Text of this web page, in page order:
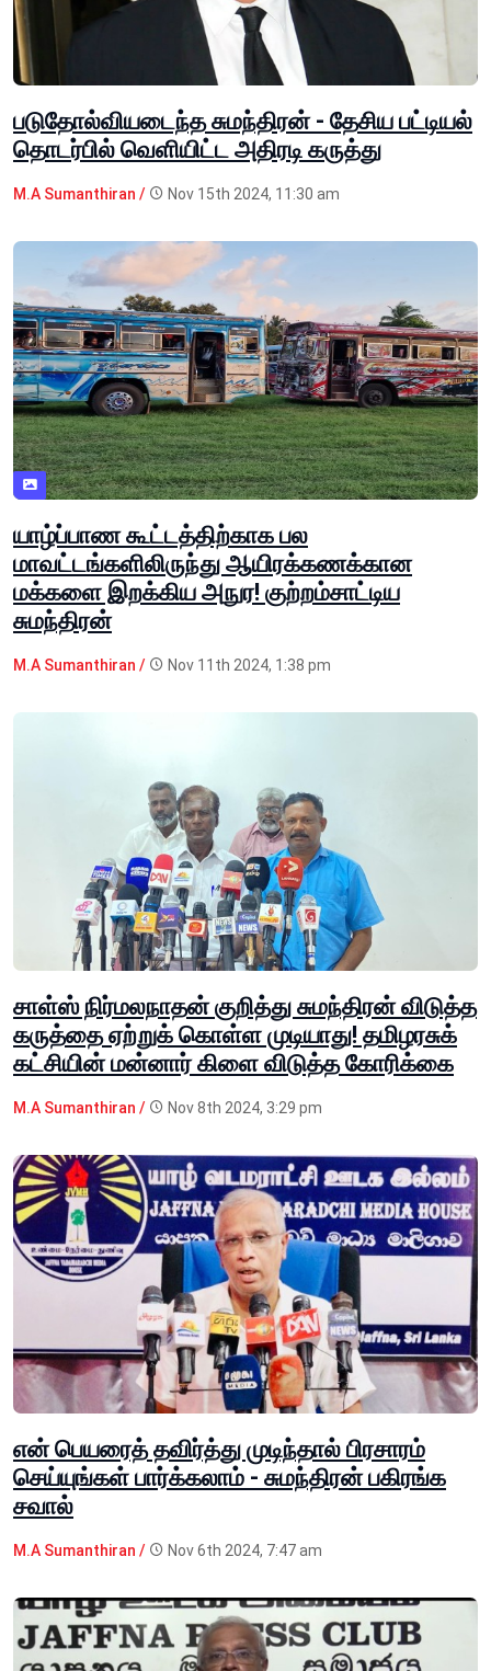
படுதோல்வியடைந்த சுமந்திரன் - தேசிய பட்டியல்
தொடர்பில் வெளியிட்ட அதிரடி கருத்து
M.A Sumanthiran / Nov 15th 2024, 11:30 am
யாழ்ப்பாண கூட்டத்திற்காக பல
மாவட்டங்களிலிருந்து ஆயிரக்கணக்கான
மக்களை இறக்கிய அநுர! குற்றம்சாட்டிய
சுமந்திரன்
M.A Sumanthiran / Nov 11th 2024, 1:38 pm
சாள்ஸ் நிர்மலநாதன் குறித்து சுமந்திரன் விடுத்த
கருத்தை ஏற்றுக் கொள்ள முடியாது! தமிழரசுக்
கட்சியின் மன்னார் கிளை விடுத்த கோரிக்கை
M.A Sumanthiran / Nov 8th 2024, 3:29 pm
என் பெயரைத் தவிர்த்து முடிந்தால் பிரசாரம்
செய்யுங்கள் பார்க்கலாம் - சுமந்திரன் பகிரங்க
சவால்
M.A Sumanthiran / Nov 6th 2024, 7:47 am